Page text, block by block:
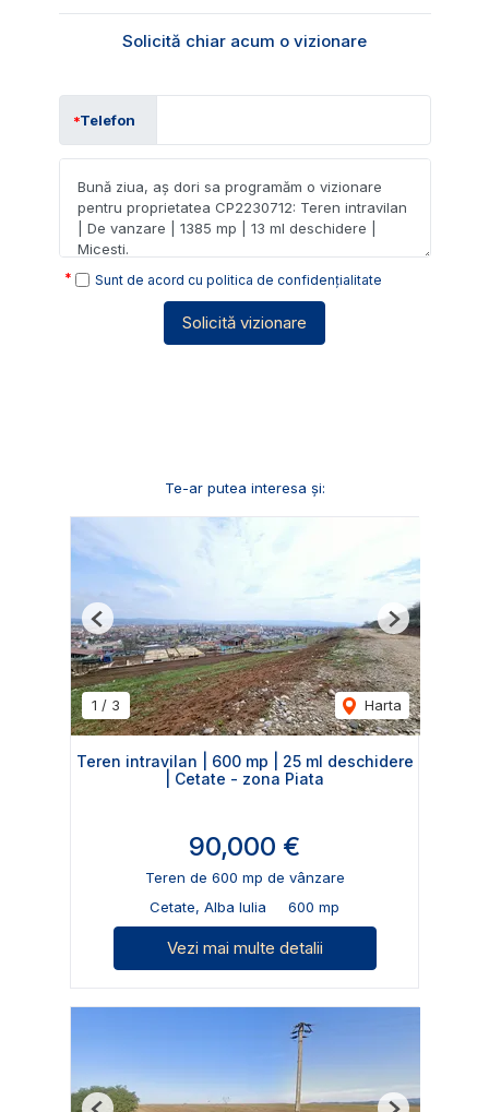
Solicită chiar acum o vizionare
Telefon
Sunt de acord cu politica de confidențialitate
Solicită vizionare
Te-ar putea interesa și:
1 / 3 Harta
Previous Next
Teren intravilan | 600 mp | 25 ml deschidere
| Cetate - zona Piata
90,000 €
Teren de 600 mp de vânzare
Cetate, Alba Iulia
600 mp
Vezi mai multe detalii